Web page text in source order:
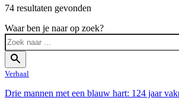
74 resultaten gevonden
Waar ben je naar op zoek?
Verhaal
Drie mannen met een blauw hart: 124 jaar